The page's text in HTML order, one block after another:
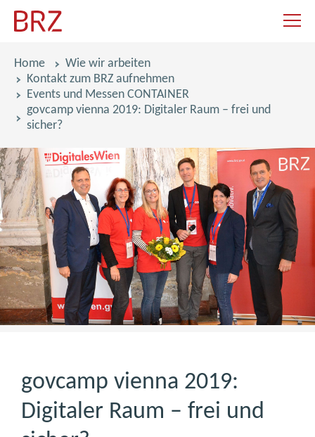
Pfadnavigation
Home
Wie wir arbeiten
Kontakt zum BRZ aufnehmen
Events und Messen CONTAINER
govcamp vienna 2019: Digitaler Raum – frei und
sicher?
govcamp vienna 2019:
Digitaler Raum – frei und